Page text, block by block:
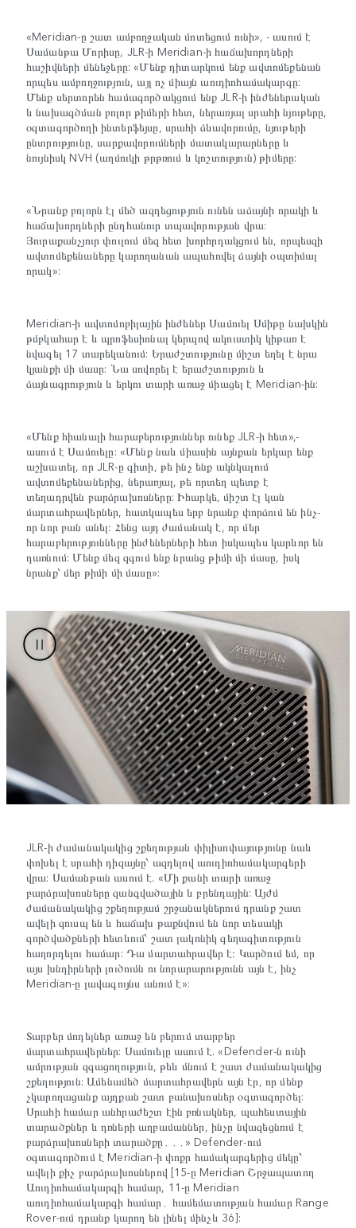
«Meridian-ը շատ ամբողջական մոտեցում ունի», - ասում է
Սամանթա Մորիսը, JLR-ի Meridian-ի հաճախորդների
հաշիվների մենեջերը: «Մենք դիտարկում ենք ավտոմեքենան
որպես ամբողջություն, այլ ոչ միայն աուդիոհամակարգը:
Մենք սերտորեն համագործակցում ենք JLR-ի ինժեներական
և նախագծման բոլոր թիմերի հետ, ներառյալ սրահի նյութերը,
օգտագործողի ինտերֆեյսը, սրահի ձևավորումը, նյութերի
ընտրությունը, սարքավորումների մատակարարները և
նույնիսկ NVH (աղմուկի թրթռում և կոշտություն) թիմերը:
«Նրանք բոլորն էլ մեծ ազդեցություն ունեն աձայնի որակի և
հաճախորդների ընդհանուր տպավորության վրա:
Յուրաքանչյուր փուլում մեզ հետ խորհրդակցում են, որպեսզի
ավտոմեքենաները կարողանան ապահովել ձայնի օպտիմալ
որակ»:
Meridian-ի ավտոմոբիլային ինժեներ Սամուել Սմիթը նախկին
թմբկահար է և պրոֆեսիոնալ կերպով ակուստիկ կիթառ է
նվագել 17 տարեկանում: Երաժշտությունը միշտ եղել է նրա
կյանքի մի մասը: Նա սովորել է երաժշտություն և
ձայնագրություն և երկու տարի առաջ միացել է Meridian-ին:
«Մենք հիանալի հարաբերություններ ունեք JLR-ի հետ»,-
ասում է Սամուելը: «Մենք նաև միասին այնքան երկար ենք
աշխատել, որ JLR-ը գիտի, թե ինչ ենք ակնկալում
ավտոմեքենաներից, ներառյալ, թե որտեղ պետք է
տեղադրվեն բարձրախոսները: Իհարկե, միշտ էլ կան
մարտահրավերներ, հատկապես երբ նրանք փորձում են ինչ-
որ նոր բան անել։ Հենց այդ ժամանակ է, որ մեր
հարաբերությունները ինժեներների հետ իսկապես կարևոր են
դառնում: Մենք մեզ զգում ենք նրանց թիմի մի մասը, իսկ
նրանք՝ մեր թիմի մի մասը»:
JLR-ի ժամանակակից շքեղության փիլիսոփայությունը նաև
փոխել է սրահի դիզայնը՝ ազդելով աուդիոհամակարգերի
վրա: Սամանթան ասում է. «Մի քանի տարի առաջ
բարձրախոսները զանգվածային և բրենդային: Այժմ
ժամանակակից շքեղությամ շրջանակներում դրանք շատ
ավելի զուսպ են և հաճախ թաքնվում են նոր տեսակի
գործվածքների հետևում՝ շատ լակոնիկ գեղագիտություն
հաղորդելու համար: Դա մարտահրավեր է։ Կարծում եմ, որ
այս խնդիրների լուծումն ու նորարարությունն այն է, ինչ
Meridian-ը լավագույնս անում է»:
Տարբեր մոդելներ առաջ են բերում տարբեր
մարտահրավերներ: Սամուելը ասում է. «Defender-ն ունի
ամրության զգացողություն, թեև մնում է շատ ժամանակակից
շքեղություն: Ամենամեծ մարտահրավերն այն էր, որ մենք
չկարողացանք այդքան շատ բանախոսներ օգտագործել:
Սրահի համար անհրաժեշտ էին բռնակներ, պահեստային
տարածքներ և դռների աղբամաններ, ինչը նվազեցնում է
բարձրախոսների տարածքը․․․» Defender-ում
օգտագործում է Meridian-ի փոքր համակարգերից մեկը՝
ավելի քիչ բարձրախոսներով [15-ը Meridian Շրջապատող
Աուդիոհամակարգի համար, 11-ը Meridian
աուդիոհամակարգի համար․ համեմատության համար Range
Rover-ում դրանք կարող են լինել մինչև 36]: